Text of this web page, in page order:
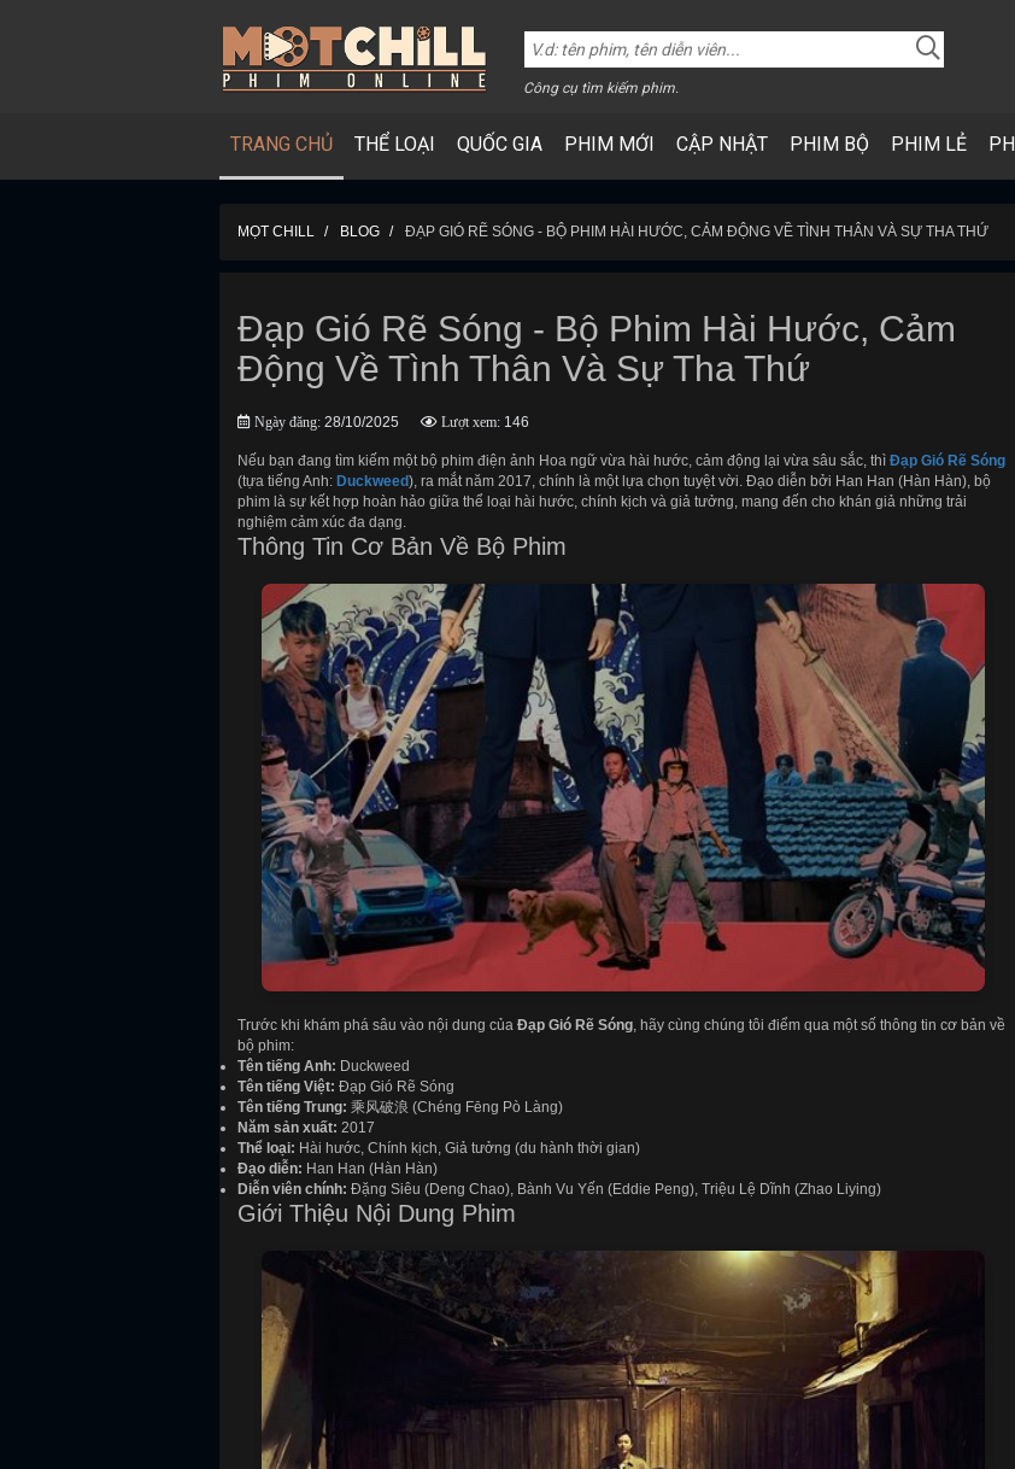
Công cụ tìm kiếm phim.
TRANG CHỦ THỂ LOẠI QUỐC GIA PHIM MỚI CẬP NHẬT PHIM BỘ PHIM LẺ
MỌT CHILL BLOG ĐẠP GIÓ RẼ SÓNG - BỘ PHIM HÀI HƯỚC, CẢM ĐỘNG VỀ TÌNH THÂN VÀ SỰ THA THỨ
Đạp Gió Rẽ Sóng - Bộ Phim Hài Hước, Cảm
Động Về Tình Thân Và Sự Tha Thứ
Ngày đăng: 28/10/2025 Lượt xem: 146
Nếu bạn đang tìm kiếm một bộ phim điện ảnh Hoa ngữ vừa hài hước, cảm động lại vừa sâu sắc, thì Đạp Gió Rẽ Sóng
(tựa tiếng Anh: Duckweed), ra mắt năm 2017, chính là một lựa chọn tuyệt vời. Đạo diễn bởi Han Han (Hàn Hàn), bộ
phim là sự kết hợp hoàn hảo giữa thể loại hài hước, chính kịch và giả tưởng, mang đến cho khán giả những trải
nghiệm cảm xúc đa dạng.
Thông Tin Cơ Bản Về Bộ Phim
Trước khi khám phá sâu vào nội dung của Đạp Gió Rẽ Sóng, hãy cùng chúng tôi điểm qua một số thông tin cơ bản về
bộ phim:
Tên tiếng Anh: Duckweed
Tên tiếng Việt: Đạp Gió Rẽ Sóng
Tên tiếng Trung: 乘风破浪 (Chéng Fēng Pò Làng)
Năm sản xuất: 2017
Thể loại: Hài hước, Chính kịch, Giả tưởng (du hành thời gian)
Đạo diễn: Han Han (Hàn Hàn)
Diễn viên chính: Đặng Siêu (Deng Chao), Bành Vu Yến (Eddie Peng), Triệu Lệ Dĩnh (Zhao Liying)
Giới Thiệu Nội Dung Phim